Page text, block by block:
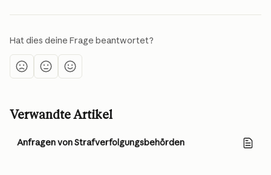
Hat dies deine Frage beantwortet?
Verwandte Artikel
Anfragen von Strafverfolgungsbehörden